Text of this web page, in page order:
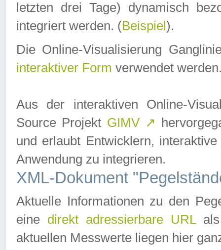
letzten drei Tage) dynamisch
integriert werden. (Beispiel ).
Die Online-Visualisierung
interaktiver Form verwendet
Aus der interaktiven Online-
Source Projekt GIMV ↗
und erlaubt Entwicklern,
Anwendung zu integrieren.
XML-Dokument
Aktuelle Informationen zu den
eine direkt adressierbare URLals
aktuellen Messwerte liegen hier